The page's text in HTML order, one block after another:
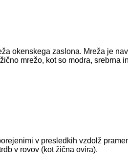
okenskega zaslona. Mreža je
mrežo, kot so modra, srebrna
v presledkih vzdolž
v rovov (kot žična ovira).